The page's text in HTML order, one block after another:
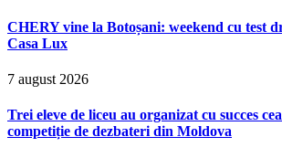
CHERY vine la Botoșani: weekend cu test
Casa Lux
7 august 2026
Trei eleve de liceu au organizat cu succes
competiție de dezbateri din Moldova